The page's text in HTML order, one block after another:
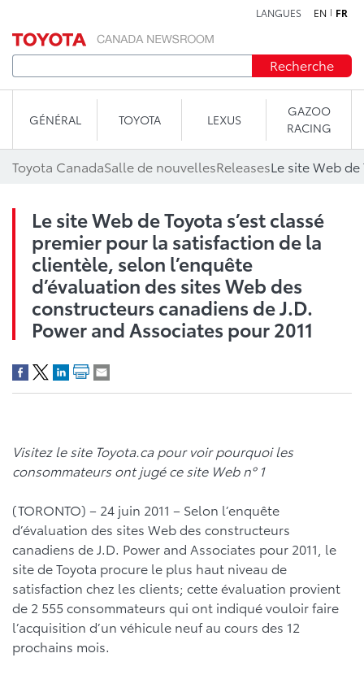
LANGUES EN FR
Recherche
GÉNÉRAL TOYOTA LEXUS
GAZOO
RACING
Toyota CanadaSalle de nouvellesReleases
Le site Web de Toyota s’est classé
premier pour la satisfaction de la
clientèle, selon l’enquête
d’évaluation des sites Web des
constructeurs canadiens de J.D.
Power and Associates pour 2011
Visitez le site Toyota.ca pour voir pourquoi les
consommateurs ont jugé ce site Web nº 1
(TORONTO) – 24 juin 2011 – Selon l’enquête
d’évaluation des sites Web des constructeurs
canadiens de J.D. Power and Associates pour 2011, le
site de Toyota procure le plus haut niveau de
satisfaction chez les clients; cette évaluation provient
de 2 555 consommateurs qui ont indiqué vouloir faire
l’acquisition d’un véhicule neuf au cours des 12
prochains mois.